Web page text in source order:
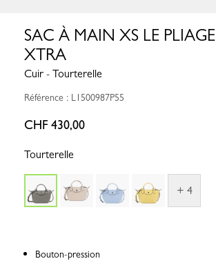
SAC À MAIN XS LE PLIAGE
XTRA
Cuir - Tourterelle
Référence : L1500987P55
CHF 430,00
Tourterelle
+ 4
Bouton-pression